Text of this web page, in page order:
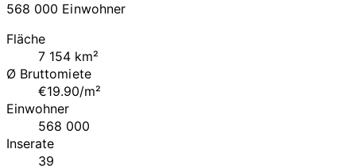
568 000 Einwohner
Fläche
7 154 km²
Ø Bruttomiete
€19.90/m²
Einwohner
568 000
Inserate
39